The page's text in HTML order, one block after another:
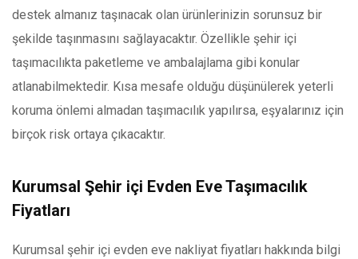
destek almanız taşınacak olan ürünlerinizin sorunsuz bir
şekilde taşınmasını sağlayacaktır. Özellikle şehir içi
taşımacılıkta paketleme ve ambalajlama gibi konular
atlanabilmektedir. Kısa mesafe olduğu düşünülerek yeterli
koruma önlemi almadan taşımacılık yapılırsa, eşyalarınız için
birçok risk ortaya çıkacaktır.
Kurumsal Şehir içi Evden Eve Taşımacılık
Fiyatları
Kurumsal şehir içi evden eve nakliyat fiyatları hakkında bilgi